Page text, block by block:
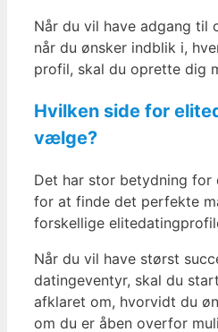
Når du vil have adgang til
når du ønsker indblik i,
profil, skal du oprette dig
Hvilken side for
vælge?
Det har stor betydning for
for at finde det perfekte
forskellige
Når du vil have størst
datingeventyr, skal du
afklaret om, hvorvidt du
om du er åben overfor